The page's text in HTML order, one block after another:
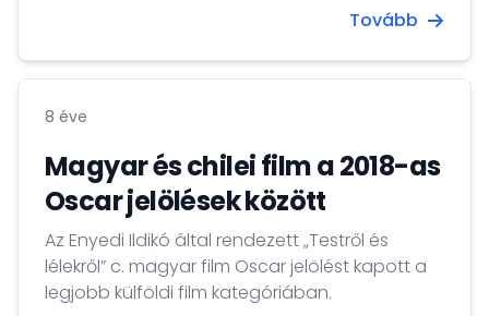
Csaba rendkívüli követ/konzul képviselte az
Tovább
8 éve
Magyar és chilei film a 2018-as
Oscar jelölések között
Az Enyedi Ildikó által rendezett „Testről és
lélekről” c. magyar film Oscar jelölést kapott a
legjobb külföldi film kategóriában.